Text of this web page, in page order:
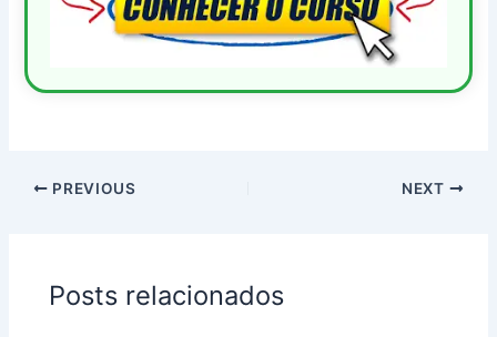
PREVIOUS NEXT
Posts relacionados